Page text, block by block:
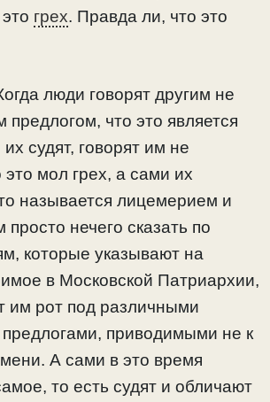
грех. Правда ли, что это
люди говорят другим не
предлогом, что это является
судят, говорят им не
это мол грех, а сами их
называется лицемерием и
нечего сказать по
которые указывают на
в Московской Патриархии,
им рот под различными
приводимыми не к
А сами в это время
то есть судят и обличают